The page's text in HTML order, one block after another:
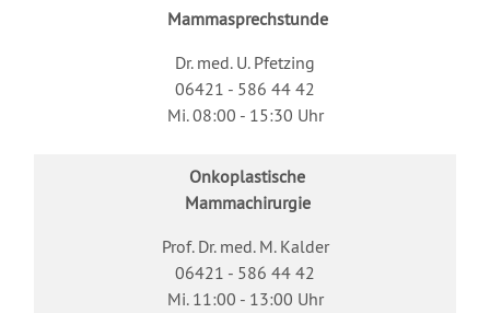
Mammasprechstunde
Dr. med. U. Pfetzing
06421 - 586 44 42
Mi. 08:00 - 15:30 Uhr
Onkoplastische
Mammachirurgie
Prof. Dr. med. M. Kalder
06421 - 586 44 42
Mi. 11:00 - 13:00 Uhr